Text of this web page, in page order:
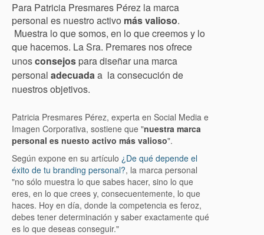
Para Patricia Presmares Pérez la marca
personal es nuestro activo más valioso.
Muestra lo que somos, en lo que creemos y lo
que hacemos. La Sra. Premares nos ofrece
unosconsejos para diseñar una marca
personal adecuadaa la consecución de
nuestros objetivos.
Patricia Presmares Pérez, experta en Social Media e
Imagen Corporativa, sostiene que "nuestra marca
personal es nuesto activo más valioso".
Según expone en su artículo ¿De qué depende el
éxito de tu branding personal?, la marca personal
"no sólo muestra lo que sabes hacer, sino lo que
eres, en lo que crees y, consecuentemente, lo que
haces. Hoy en día, donde la competencia es feroz,
debes tener determinación y saber exactamente qué
es lo que deseas conseguir."